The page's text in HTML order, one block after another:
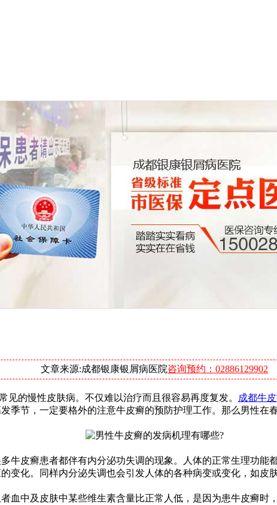
文章来源:成都银康银屑病医院咨询预约：02886129902
见的慢性皮肤病。不仅难以治疗而且很容易再度复发。 成都牛
季节，一定要格外的注意牛皮癣的预防护理工作。那么男性在
牛皮癣患者都伴有内分泌功失调的现象。人体的正常生理功
变化。同样内分泌失调也会引发人体的各种病变或变化，如
血中及皮肤中某些维生素含量比正常人低，是因为患牛皮癣